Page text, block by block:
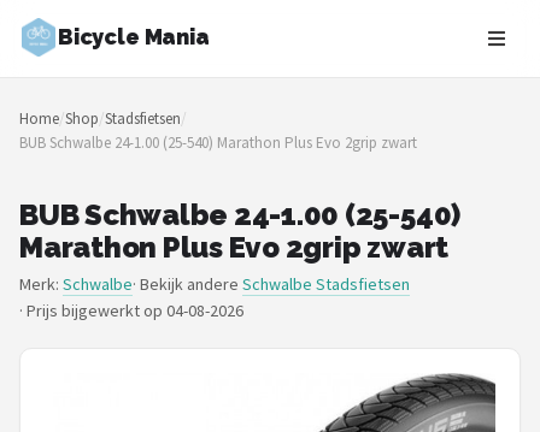
Bicycle Mania
Zoeken
NAVIGATIE
Merken
Blog
Fietsroutes
Home/Shop/Stadsfietsen/
BUB Schwalbe 24-1.00 (25-540) Marathon Plus Evo 2grip zwart
BUB Schwalbe 24-1.00 (25-540)
Marathon Plus Evo 2grip zwart
Merk: Schwalbe· Bekijk andere Schwalbe Stadsfietsen
· Prijs bijgewerkt op 04-08-2026